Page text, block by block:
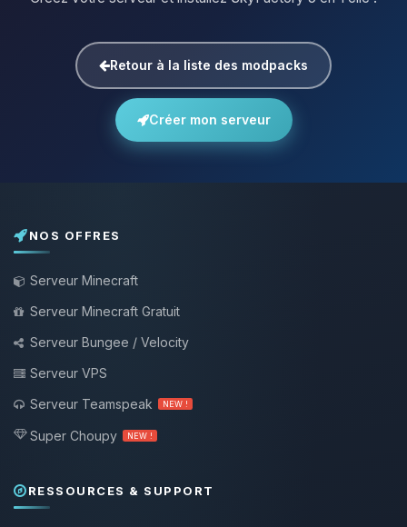
Retour à la liste des modpacks
Créer mon serveur
NOS OFFRES
Serveur Minecraft
Serveur Minecraft Gratuit
Serveur Bungee / Velocity
Serveur VPS
Serveur Teamspeak
NEW !
Super Choupy NEW !
RESSOURCES & SUPPORT